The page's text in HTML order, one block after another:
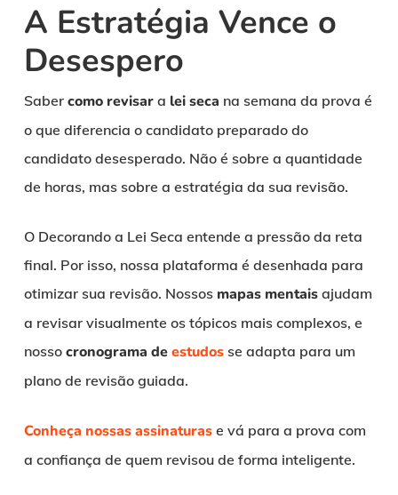
A Estratégia Vence o
Desespero
Saber como revisara lei seca na semana da prova é
o que diferencia o candidato preparado do
candidato desesperado. Não é sobre a quantidade
de horas, mas sobre a estratégia da sua revisão.
O Decorando a Lei Seca entende a pressão da reta
final. Por isso, nossa plataforma é desenhada para
otimizar sua revisão. Nossos mapas mentaisajudam
a revisar visualmente os tópicos mais complexos, e
nosso cronograma deestudosse adapta para um
plano de revisão guiada.
Conheça nossas assinaturase vá para a prova com
a confiança de quem revisou de forma inteligente.